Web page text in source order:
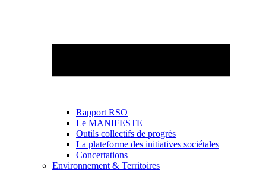
Rapport RSO
Le MANIFESTE
Outils collectifs de progrès
La plateforme des initiatives sociétales
Concertations
Environnement & Territoires